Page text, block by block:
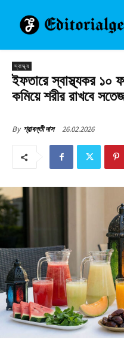
স্বাস্থ্য
ইফতারে স্বাস্থ্যকর ১০
কমিয়ে শরীর রাখবে
By শ্রাবন্তী দাস 26.02.2026